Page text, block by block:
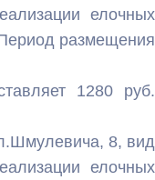
елочных
размещения
1280 руб.
8, вид
елочных